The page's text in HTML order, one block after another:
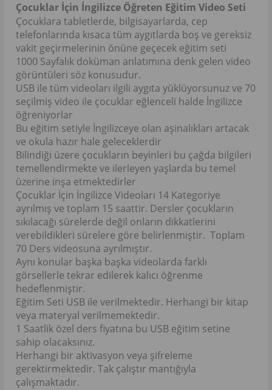
Çocuklar İçin İngilizce Öğreten Eğitim Video Seti
Çocuklara tabletlerde, bilgisayarlarda, cep
telefonlarında kısaca tüm aygıtlarda boş ve gereksiz
vakit geçirmelerinin önüne geçecek eğitim seti
1000 Sayfalık doküman anlatımına denk gelen video
görüntüleri söz konusudur.
USB ile tüm videoları ilgili aygıta yüklüyorsunuz ve 70
seçilmiş video ile çocuklar eğlenceli halde İngilizce
öğreniyorlar
Bu eğitim setiyle İngilizceye olan aşinalıkları artacak
ve okula hazır hale geleceklerdir
Bilindiği üzere çocukların beyinleri bu çağda bilgileri
temellendirmekte ve ilerleyen yaşlarda bu temel
üzerine inşa etmektedirler
Çocuklar İçin İngilizce Videoları 14 Kategoriye
ayrılmış ve toplam 15 saattir. Dersler çocukların
sıkılacağı sürelerde değil onların dikkatlerini
verebildikleri sürelere göre belirlenmiştir. Toplam
70 Ders videosuna ayrılmıştır.
Aynı konular başka başka videolarda farklı
görsellerle tekrar edilerek kalıcı öğrenme
hedeflenmiştir.
Eğitim Seti USB ile verilmektedir. Herhangi bir kitap
veya materyal verilmemektedir.
1 Saatlik özel ders fiyatına bu USB eğitim setine
sahip olacaksınız.
Herhangi bir aktivasyon veya şifreleme
gerektirmektedir. Tak çalıştır mantığıyla
çalışmaktadır.